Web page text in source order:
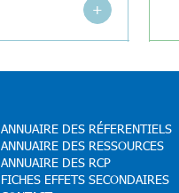
+
ANNUAIRE DES RÉFERENTIELS
ANNUAIRE DES RESSOURCES
ANNUAIRE DES RCP
FICHES EFFETS SECONDAIRES